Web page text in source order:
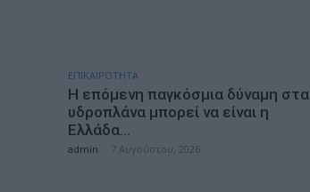
ΕΠΙΚΑΙΡΟΤΗΤΑ
Η επόμενη παγκόσμια δύναμη στα
υδροπλάνα μπορεί να είναι η
Ελλάδα…
admin 7 Αυγούστου, 2026